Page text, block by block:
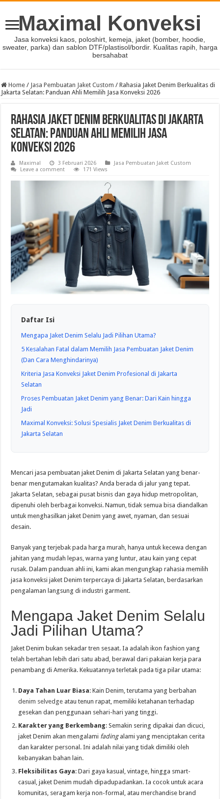
Maximal Konveksi
Jasa konveksi kaos, poloshirt, kemeja, jaket (bomber, hoodie,
sweater, parka) dan sablon DTF/plastisol/bordir. Kualitas rapih, harga
bersahabat
Home / Jasa Pembuatan Jaket Custom / Rahasia Jaket Denim Berkualitas di
Jakarta Selatan: Panduan Ahli Memilih Jasa Konveksi 2026
Rahasia Jaket Denim Berkualitas di Jakarta
Selatan: Panduan Ahli Memilih Jasa
Konveksi 2026
Maximal 3 Februari 2026
Jasa Pembuatan Jaket Custom
Leave a comment
171 Views
Daftar Isi
Mengapa Jaket Denim Selalu Jadi Pilihan Utama?
5 Kesalahan Fatal dalam Memilih Jasa Pembuatan Jaket Denim
(Dan Cara Menghindarinya)
Kriteria Jasa Konveksi Jaket Denim Profesional di Jakarta
Selatan
Proses Pembuatan Jaket Denim yang Benar: Dari Kain hingga
Jadi
Maximal Konveksi: Solusi Spesialis Jaket Denim Berkualitas di
Jakarta Selatan
Mencari jasa pembuatan jaket Denim di Jakarta Selatan yang benar-
benar mengutamakan kualitas? Anda berada di jalur yang tepat.
Jakarta Selatan, sebagai pusat bisnis dan gaya hidup metropolitan,
dipenuhi oleh berbagai konveksi. Namun, tidak semua bisa diandalkan
untuk menghasilkan jaket Denim yang awet, nyaman, dan sesuai
desain.
Banyak yang terjebak pada harga murah, hanya untuk kecewa dengan
jahitan yang mudah lepas, warna yang luntur, atau kain yang cepat
rusak. Dalam panduan ahli ini, kami akan mengungkap rahasia memilih
jasa konveksi jaket Denim terpercaya di Jakarta Selatan, berdasarkan
pengalaman langsung di industri garment.
Mengapa Jaket Denim Selalu
Jadi Pilihan Utama?
Jaket Denim bukan sekadar tren sesaat. Ia adalah ikon fashion yang
telah bertahan lebih dari satu abad, berawal dari pakaian kerja para
penambang di Amerika. Kekuatannya terletak pada tiga pilar utama:
Daya Tahan Luar Biasa: Kain Denim, terutama yang berbahan
denim selvedge atau tenun rapat, memiliki ketahanan terhadap
gesekan dan penggunaan sehari-hari yang tinggi.
Karakter yang Berkembang: Semakin sering dipakai dan dicuci,
jaket Denim akan mengalami fadingalami yang menciptakan cerita
dan karakter personal. Ini adalah nilai yang tidak dimiliki oleh
kebanyakan bahan lain.
Fleksibilitas Gaya: Dari gaya kasual, vintage, hingga smart-
casual, jaket Denim mudah dipadupadankan. Ia cocok untuk acara
komunitas, seragam kerja non-formal, atau merchandise brand